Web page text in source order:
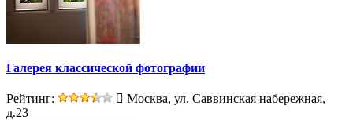
Галерея классической фотографии
Рейтинг:
Москва, ул. Саввинская набережная,
д.23